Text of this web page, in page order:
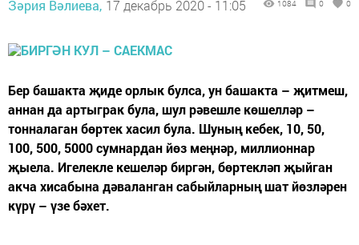
Зәрия Вәлиева, 17 декабрь 2020 - 11:05 1084 0 0
Бер башакта җиде орлык булса, ун башакта – җитмеш,
аннан да артыграк була, шул рәвешле көшелләр –
тонналаган бөртек хасил була. Шуның кебек, 10, 50,
100, 500, 5000 сумнардан йөз меңнәр, миллионнар
җыела. Игелекле кешеләр биргән, бөртекләп җыйган
акча хисабына дәваланган сабыйларның шат йөзләрен
күрү – үзе бәхет.